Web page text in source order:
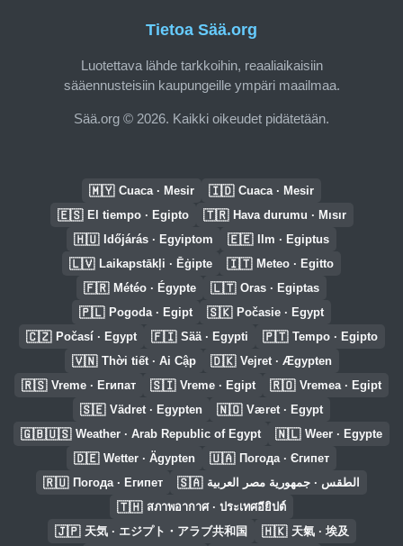
Tietoa Sää.org
Luotettava lähde tarkkoihin, reaaliaikaisiin
sääennusteisiin kaupungeille ympäri maailmaa.
Sää.org © 2026. Kaikki oikeudet pidätetään.
🇲🇾 Cuaca · Mesir 🇮🇩 Cuaca · Mesir
🇪🇸 El tiempo · Egipto 🇹🇷 Hava durumu · Mısır
🇭🇺 Időjárás · Egyiptom 🇪🇪 Ilm · Egiptus
🇱🇻 Laikapstākļi · Ēģipte 🇮🇹 Meteo · Egitto
🇫🇷 Météo · Égypte 🇱🇹 Oras · Egiptas
🇵🇱 Pogoda · Egipt 🇸🇰 Počasie · Egypt
🇨🇿 Počasí · Egypt 🇫🇮 Sää · Egypti 🇵🇹 Tempo · Egipto
🇻🇳 Thời tiết · Ai Cập 🇩🇰 Vejret · Ægypten
🇷🇸 Vreme · Египат 🇸🇮 Vreme · Egipt 🇷🇴 Vremea · Egipt
🇸🇪 Vädret · Egypten 🇳🇴 Været · Egypt
🇬🇧🇺🇸 Weather · Arab Republic of Egypt 🇳🇱 Weer · Egypte
🇩🇪 Wetter · Ägypten 🇺🇦 Погода · Єгипет
🇷🇺 Погода · Египет 🇸🇦 الطقس · جمهورية مصر العربية
🇹🇭 สภาพอากาศ · ประเทศอียิปต์
🇯🇵 天気 · エジプト・アラブ共和国 🇭🇰 天氣 · 埃及